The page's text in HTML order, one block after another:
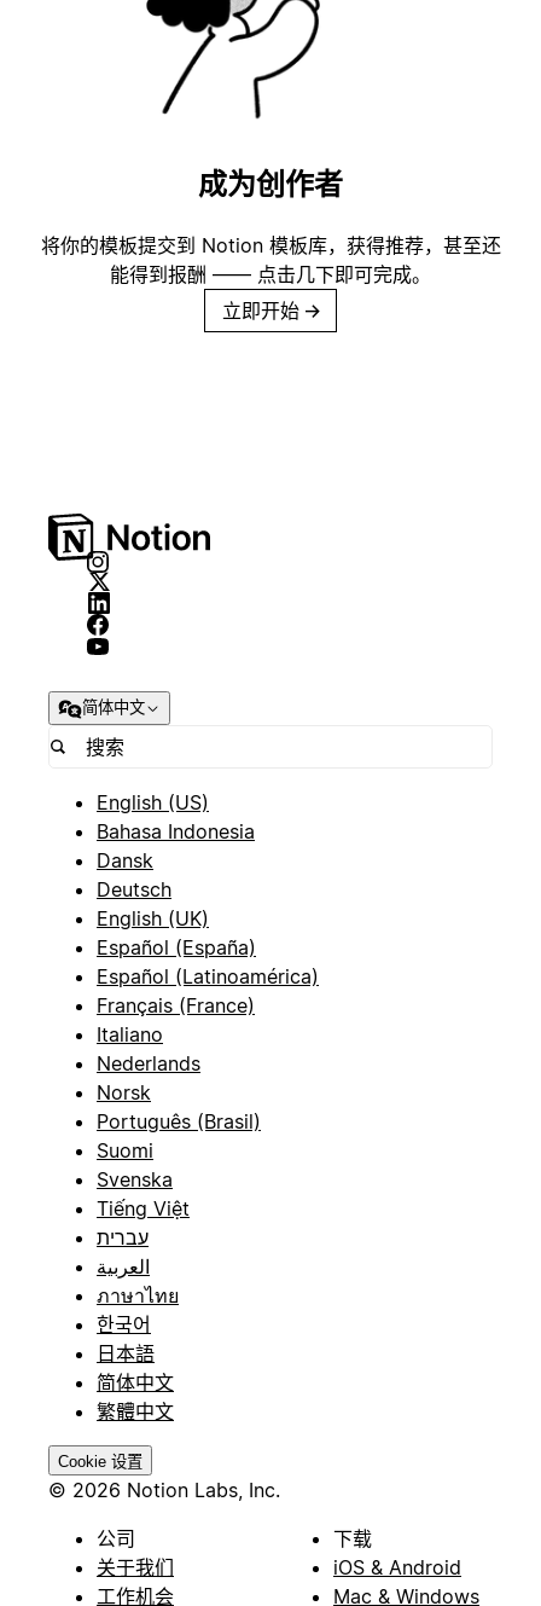
成为创作者
将你的模板提交到 Notion 模板库，获得推荐，甚至还
能得到报酬 —— 点击几下即可完成。
立即开始 →
简体中文
English (US)
Bahasa Indonesia
Dansk
Deutsch
English (UK)
Español (España)
Español (Latinoamérica)
Français (France)
Italiano
Nederlands
Norsk
Português (Brasil)
Suomi
Svenska
Tiếng Việt
עברית
العربية
ภาษาไทย
한국어
日本語
简体中文
繁體中文
Cookie 设置
© 2026 Notion Labs, Inc.
公司
关于我们
工作机会
下载
iOS & Android
Mac & Windows